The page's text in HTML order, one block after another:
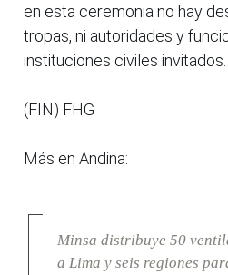
en esta ceremonia no hay
tropas, ni autoridades y
instituciones civiles invitados.
(FIN) FHG
Más en Andina:
Minsa distribuye 50
a Lima y seis regiones